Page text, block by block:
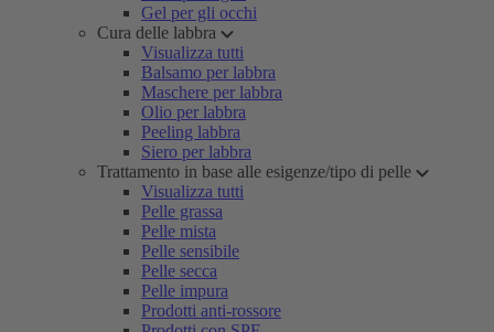
Gel per gli occhi
Cura delle labbra
Visualizza tutti
Balsamo per labbra
Maschere per labbra
Olio per labbra
Peeling labbra
Siero per labbra
Trattamento in base alle esigenze/tipo di pelle
Visualizza tutti
Pelle grassa
Pelle mista
Pelle sensibile
Pelle secca
Pelle impura
Prodotti anti-rossore